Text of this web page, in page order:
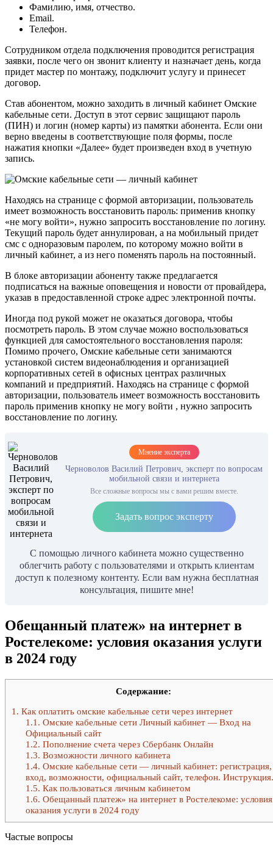
Фамилию, имя, отчество.
Email.
Телефон.
Сотрудником отдела подключения проводится регистрация
заявки, после чего он звонит клиенту и назначает день, когда
придет мастер по монтажу, подключит услугу и принесет
договор.
Став абонентом, можно заходить в личный кабинет Омские
кабельные сети. Доступ в этот сервис защищают пароль
(ПИН) и логин (номер карты) из памятки абонента. Если они
верно введены в соответствующие поля формы, после
нажатия кнопки «Далее» будет произведен вход в учетную
запись.
Находясь на странице с формой авторизации, пользователь
имеет возможность восстановить пароль: применив кнопку
«не могу войти», нужно запросить восстановление по логину.
Текущий пароль будет аннулирован, а на мобильный придет
смс с одноразовым паролем, по которому можно войти в
личный кабинет, а из него поменять пароль на постоянный.
В блоке авторизации абоненту также предлагается
подписаться на важные оповещения и новости от провайдера,
указав в предоставленной строке адрес электронной почты.
Иногда под рукой может не оказаться договора, чтобы
посмотреть пароль. В этом случае можно воспользоваться
функцией для самостоятельного восстановления пароля:
Помимо прочего, Омские кабельные сети занимаются
установкой систем видеонаблюдения и организацией
корпоративных сетей в офисных центрах различных
компаний и предприятий. Находясь на странице с формой
авторизации, пользователь имеет возможность восстановить
пароль применив кнопку не могу войти , нужно запросить
восстановление по логину.
Мнение эксперта
Черноволов Василий Петрович, эксперт по вопросам
мобильной связи и интернета
Все сложные вопросы мы с вами решим вместе.
Задать вопрос эксперту
С помощью личного кабинета можно существенно
облегчить работу с пользователями и открыть клиентам
доступ к полезному контенту. Если вам нужна бесплатная
консультация, пишите мне!
Обещанный платеж» на интернет в
Ростелекоме: условия оказания услуги
в 2024 году
Содержание:
1. Как оплатить омские кабельные сети через интернет
1.1. Омские кабельные сети Личный кабинет — Вход на
Официальный сайт
1.2. Пополнение счета через Сбербанк Онлайн
1.3. Возможности личного кабинета
1.4. Омские кабельные сети — личный кабинет: регистрация,
вход, возможности, официальный сайт, телефон. Инструкция.
1.5. Как пользоваться личным кабинетом
1.6. Обещанный платеж» на интернет в Ростелекоме: условия
оказания услуги в 2024 году
Частые вопросы